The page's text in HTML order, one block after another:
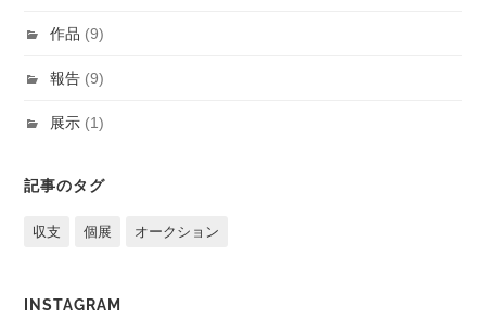
作品 (9)
報告 (9)
展示 (1)
記事のタグ
収支 個展 オークション
INSTAGRAM